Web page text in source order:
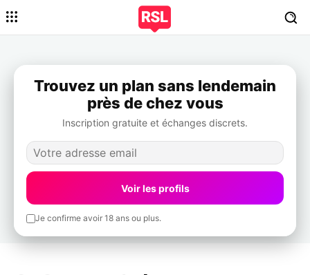
Trouvez un plan sans lendemain
près de chez vous
Inscription gratuite et échanges discrets.
Voir les profils
Je confirme avoir 18 ans ou plus.